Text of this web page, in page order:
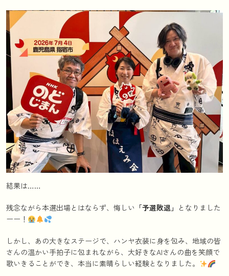
結果は……
残念ながら本選出場とはならず、悔しい 「予選敗退」 となりました
ーー！
しかし、あの大きなステージで、ハンヤ衣装に身を包み、地域の皆
さんの温かい手拍子に包まれながら、大好きなAIさんの曲を笑顔で
歌いきることができ、本当に素晴らしい経験となりました。